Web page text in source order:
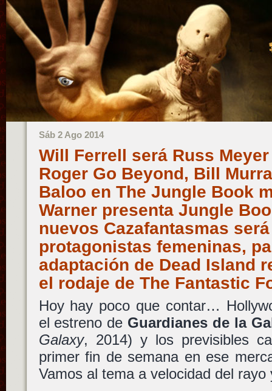
Sáb 2 Ago 2014
Will Ferrell será Russ
Roger Go Beyond, Bill
Baloo en The Jungle Book
Warner presenta Jungle
nuevos Cazafantasmas
protagonistas femeninas,
adaptación de Dead Island
el rodaje de The Fantastic
Hoy hay poco que contar…
el estreno de Guardianes de la
Galaxy, 2014) y los previsibles
primer fin de semana en ese
Vamos al tema a velocidad del